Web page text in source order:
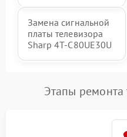
Замена сигнальной
платы телевизора
Sharp 4T-C80UE30U
Этапы ремонта